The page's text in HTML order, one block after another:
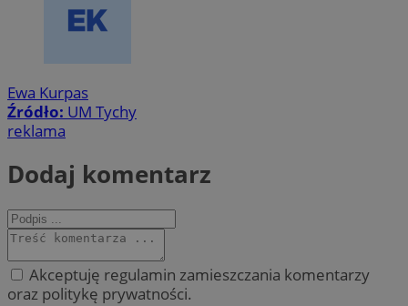
Ewa Kurpas
Źródło: UM Tychy
reklama
Dodaj komentarz
Akceptuję regulamin zamieszczania komentarzy
oraz politykę prywatności.